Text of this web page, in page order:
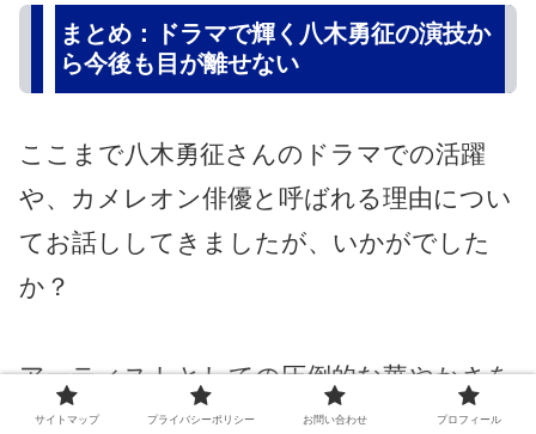
まとめ：ドラマで輝く八木勇征の演技か
ら今後も目が離せない
ここまで八木勇征さんのドラマでの活躍
や、カメレオン俳優と呼ばれる理由につい
てお話ししてきましたが、いかがでした
か？
アーティストとしての圧倒的な華やかさを
持ちながら、役者としては驚くほどのスト
サイトマップ プライバシーポリシー お問い合わせ プロフィール